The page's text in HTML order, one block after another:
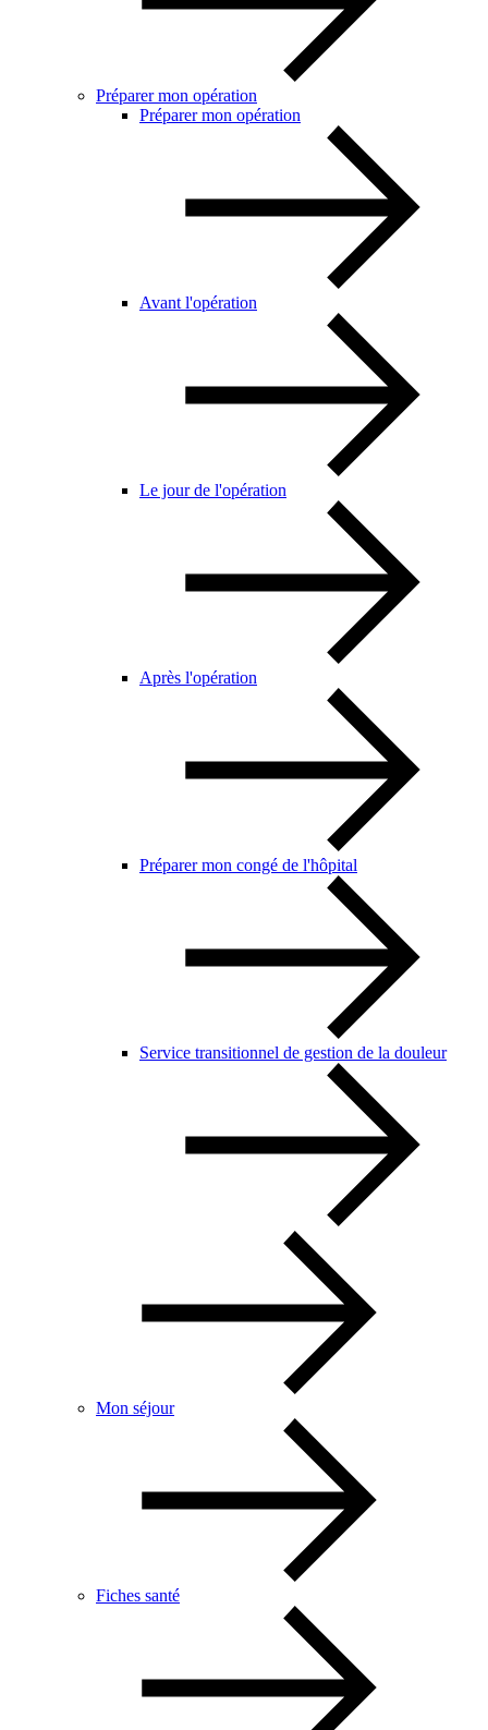
Préparer mon opération
Préparer mon opération
Avant l'opération
Le jour de l'opération
Après l'opération
Préparer mon congé de l'hôpital
Service transitionnel de gestion de la douleur
Mon séjour
Fiches santé